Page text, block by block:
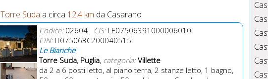
Torre Suda a circa 12,4 km da Casarano
Codice:02604 CIS:LE07506391000006010
CIN:IT075063C200040515
Le Bianche
Torre Suda, Puglia, categoria: Villette
da 2 a 6 posti letto, al piano terra, 2 stanze letto, 1 bagno,